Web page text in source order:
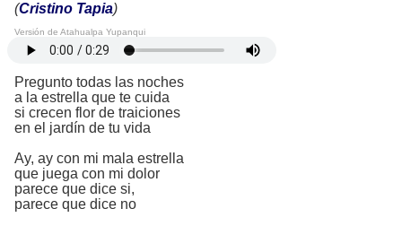
(Cristino Tapia)
Versión de Atahualpa Yupanqui
Pregunto todas las noches
a la estrella que te cuida
si crecen flor de traiciones
en el jardín de tu vida
Ay, ay con mi mala estrella
que juega con mi dolor
parece que dice si,
parece que dice no